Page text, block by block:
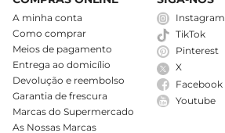
A minha conta
Como comprar
Meios de pagamento
Entrega ao domicílio
Devolução e reembolso
Garantia de frescura
Marcas do Supermercado
As Nossas Marcas
Instagram
TikTok
Pinterest
X
Facebook
Youtube